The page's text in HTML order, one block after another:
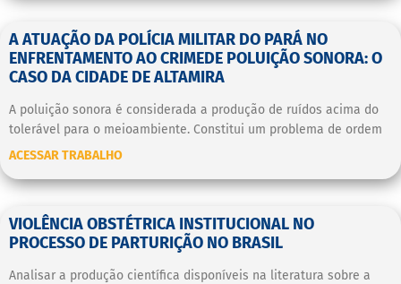
A ATUAÇÃO DA POLÍCIA MILITAR DO PARÁ NO
ENFRENTAMENTO AO CRIMEDE POLUIÇÃO SONORA: O
CASO DA CIDADE DE ALTAMIRA
A poluição sonora é considerada a produção de ruídos acima do
tolerável para o meioambiente. Constitui um problema de ordem
ACESSAR TRABALHO
VIOLÊNCIA OBSTÉTRICA INSTITUCIONAL NO
PROCESSO DE PARTURIÇÃO NO BRASIL
Analisar a produção científica disponíveis na literatura sobre a